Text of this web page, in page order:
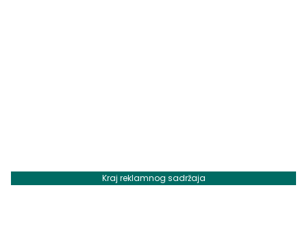
Kraj reklamnog sadržaja